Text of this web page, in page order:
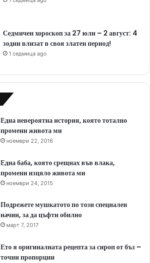
Седмичен хороскоп за 27 юли – 2 август: 4
зодии влизат в своя златен период!
1 седмица ago
Една невероятна история, която тотално
промени живота ми
ноември 22, 2016
Една баба, която срещнах във влака,
промени изцяло живота ми
ноември 24, 2015
Подрежете мушкатото по този специален
начин, за да цъфти обилно
март 7, 2017
Ето я оригиналната рецепта за сироп от бъз –
точни пропорции